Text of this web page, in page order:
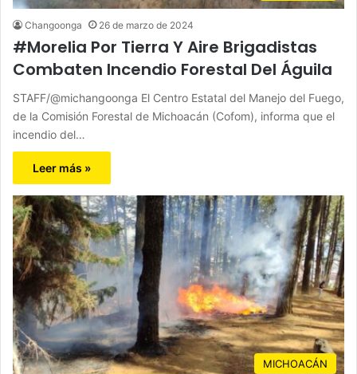
Changoonga 26 de marzo de 2024
#Morelia Por Tierra Y Aire Brigadistas
Combaten Incendio Forestal Del Águila
STAFF/@michangoonga El Centro Estatal del Manejo del Fuego,
de la Comisión Forestal de Michoacán (Cofom), informa que el
incendio del…
Leer más »
MICHOACÁN